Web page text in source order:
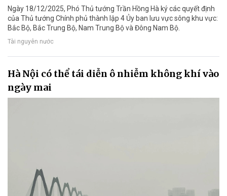
Ngày 18/12/2025, Phó Thủ tướng Trần Hồng Hà ký các quyết định
của Thủ tướng Chính phủ thành lập 4 Ủy ban lưu vực sông khu vực:
Bắc Bộ, Bắc Trung Bộ, Nam Trung Bộ và Đông Nam Bộ.
Tài nguyên nước
Hà Nội có thể tái diễn ô nhiễm không khí vào
ngày mai